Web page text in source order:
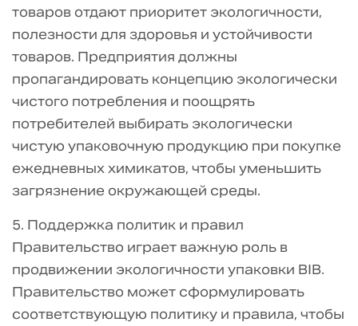
товаров отдают приоритет экологичности,
полезности для здоровья и устойчивости
товаров. Предприятия должны
пропагандировать концепцию экологически
чистого потребления и поощрять
потребителей выбирать экологически
чистую упаковочную продукцию при покупке
ежедневных химикатов, чтобы уменьшить
загрязнение окружающей среды.
5. Поддержка политик и правил
Правительство играет важную роль в
продвижении экологичности упаковки BIB.
Правительство может сформулировать
соответствующую политику и правила, чтобы